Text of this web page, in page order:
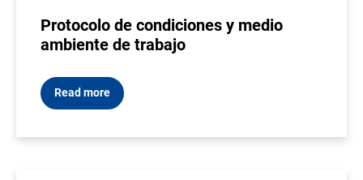
Protocolo de condiciones y medio
ambiente de trabajo
Read more